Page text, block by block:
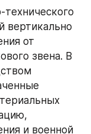
вертикально
от
звена. В
и военной